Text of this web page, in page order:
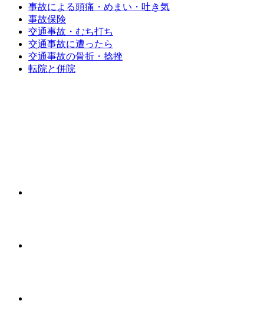
事故による頭痛・めまい・吐き気
事故保険
交通事故・むち打ち
交通事故に遭ったら
交通事故の骨折・捻挫
転院と併院